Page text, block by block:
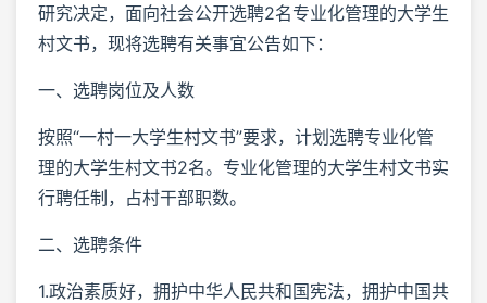
研究决定，面向社会公开选聘2名专业化管理的大学生
村文书，现将选聘有关事宜公告如下：
一、选聘岗位及人数
按照“一村一大学生村文书”要求，计划选聘专业化管
理的大学生村文书2名。专业化管理的大学生村文书实
行聘任制，占村干部职数。
二、选聘条件
1.政治素质好，拥护中华人民共和国宪法，拥护中国共